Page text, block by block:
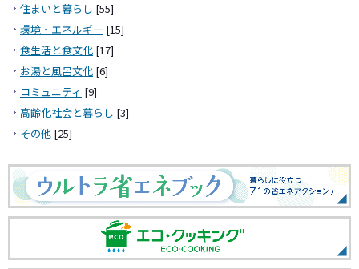
住まいと暮らし [55]
環境・エネルギー [15]
食生活と食文化 [17]
お湯と風呂文化 [6]
コミュニティ [9]
高齢化社会と暮らし [3]
その他 [25]